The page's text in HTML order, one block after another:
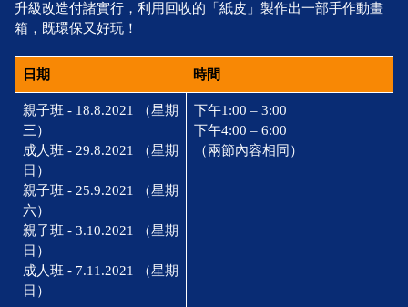
升級改造付諸實行，利用回收的「紙皮」製作出一部手作動畫
箱，既環保又好玩！
日期 時間
親子班 - 18.8.2021 （星期
三）
成人班 - 29.8.2021 （星期
日）
親子班 - 25.9.2021 （星期
六）
親子班 - 3.10.2021 （星期
日）
成人班 - 7.11.2021 （星期
日）
下午1:00 – 3:00
下午4:00 – 6:00
（兩節內容相同）